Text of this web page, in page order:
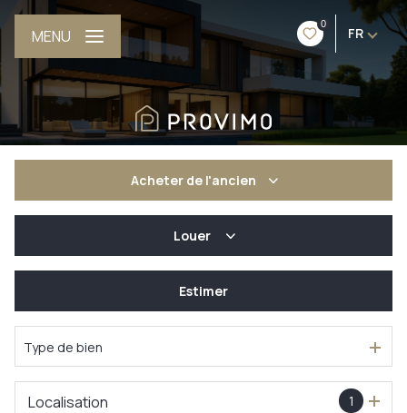
0
FR
MENU
Acheter de l'ancien
De l'immo pro
Louer
De l'immo pro
Estimer
Type de bien
1
Localisation